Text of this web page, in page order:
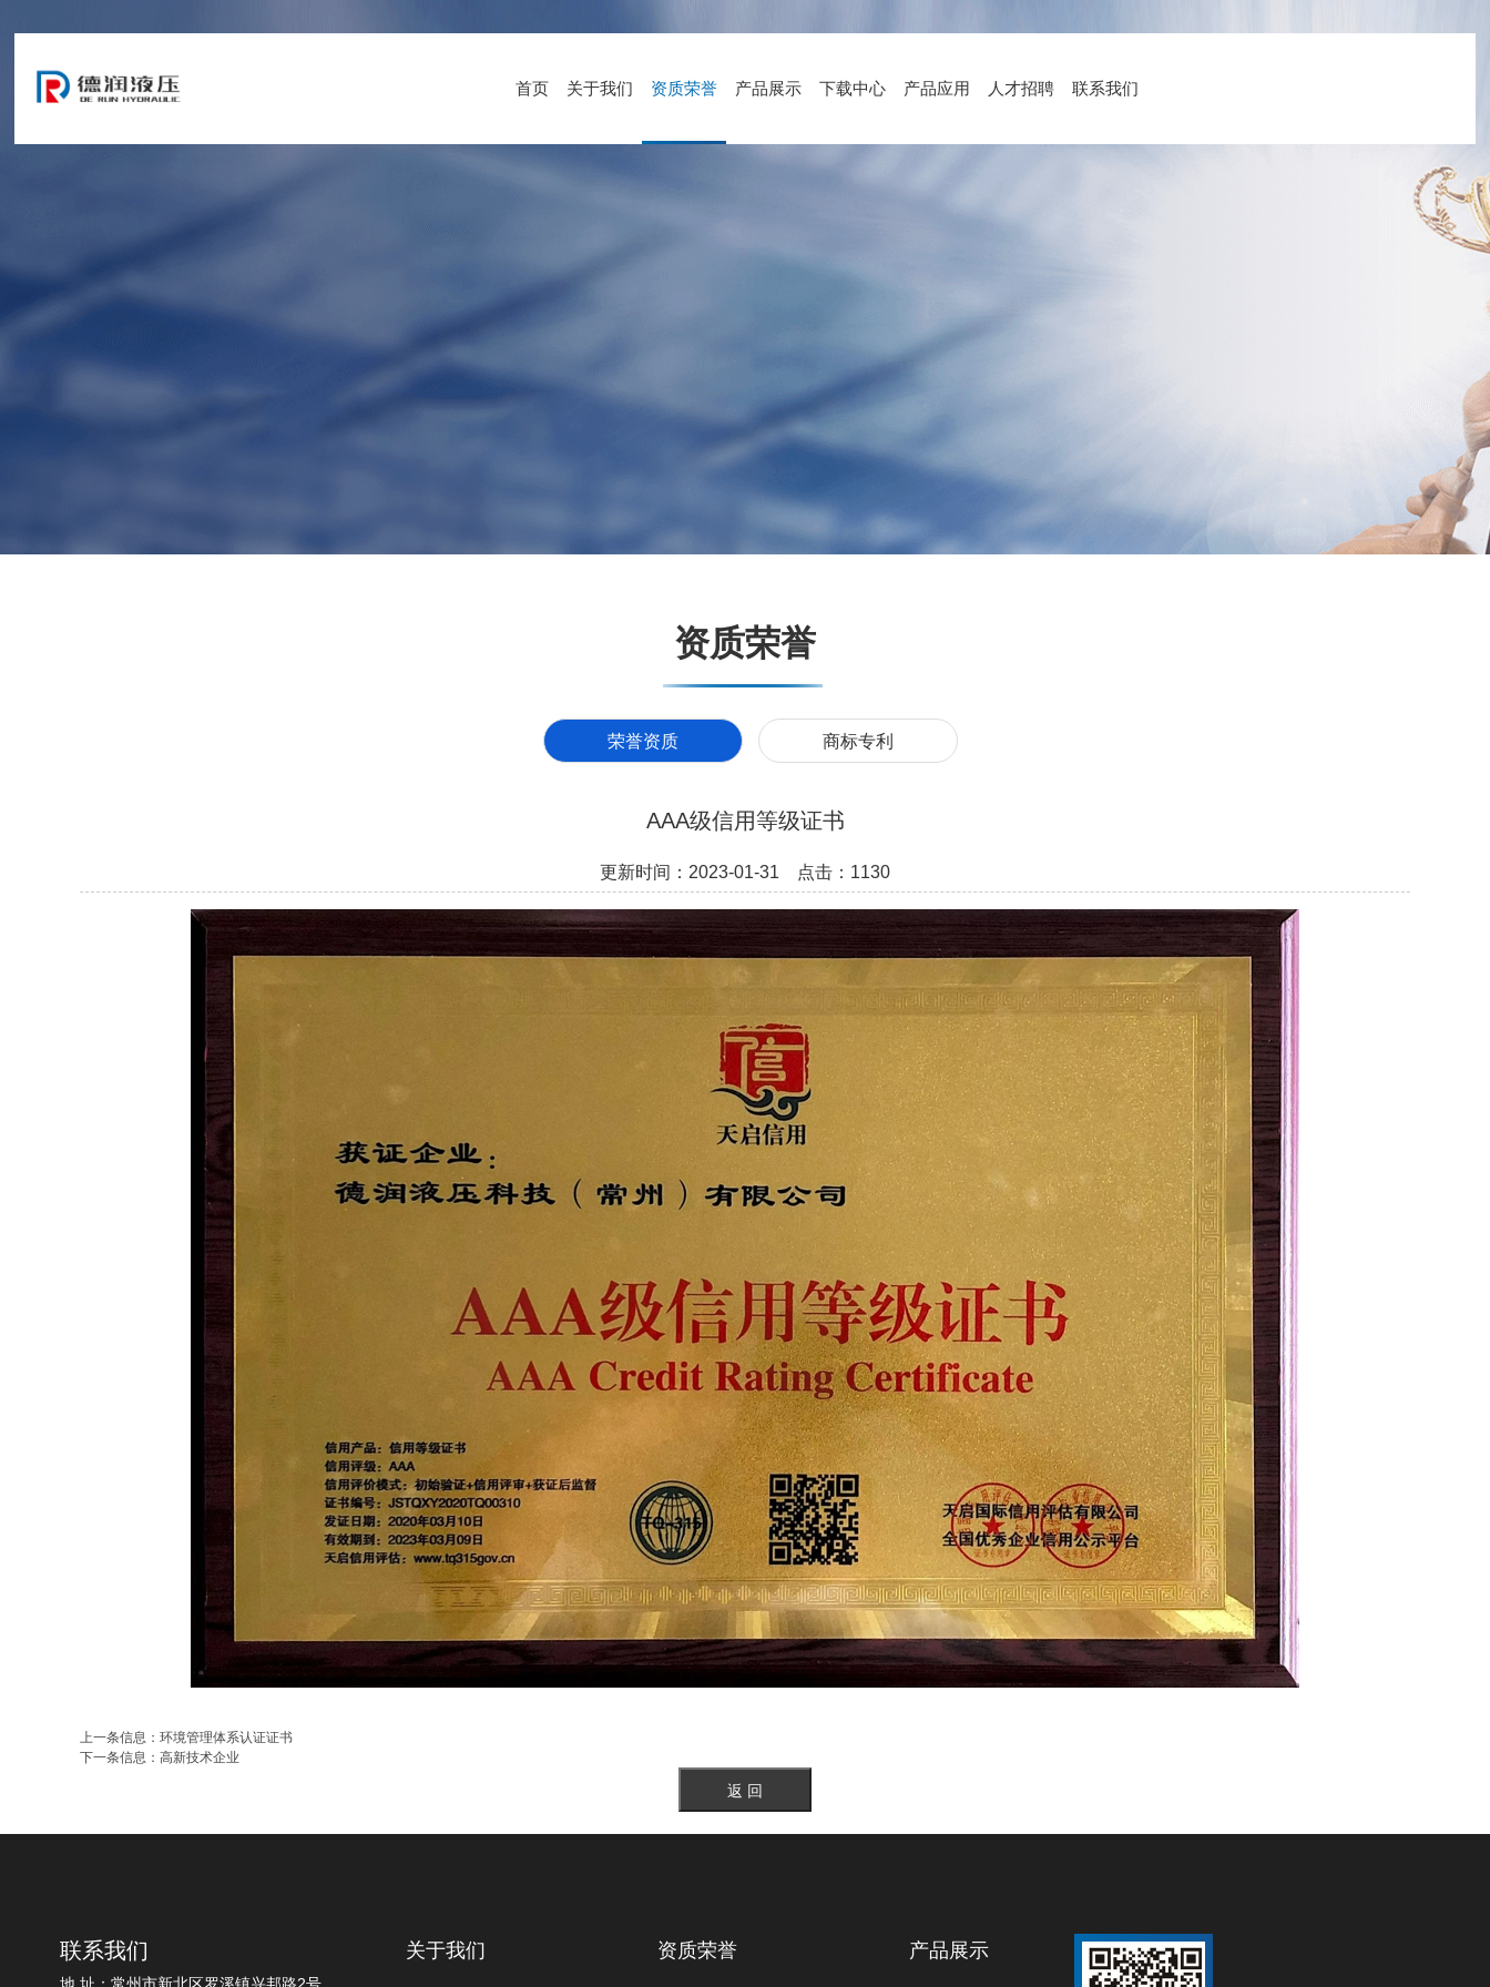
首页 关于我们 资质荣誉 产品展示 下载中心 产品应用 人才招聘 联系我们
资质荣誉
荣誉资质 商标专利
AAA级信用等级证书
更新时间：2023-01-31 点击：1130
上一条信息： 环境管理体系认证证书
下一条信息： 高新技术企业
联系我们 关于我们 资质荣誉 产品展示